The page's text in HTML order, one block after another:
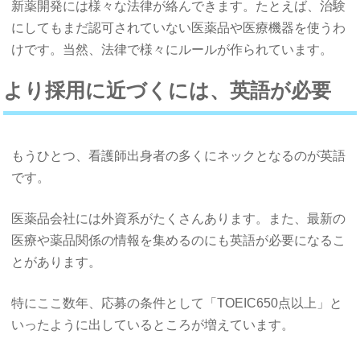
新薬開発には様々な法律が絡んできます。たとえば、治験
にしてもまだ認可されていない医薬品や医療機器を使うわ
けです。当然、法律で様々にルールが作られています。
より採用に近づくには、英語が必要
もうひとつ、看護師出身者の多くにネックとなるのが英語
です。
医薬品会社には外資系がたくさんあります。また、最新の
医療や薬品関係の情報を集めるのにも英語が必要になるこ
とがあります。
特にここ数年、応募の条件として「TOEIC650点以上」と
いったように出しているところが増えています。